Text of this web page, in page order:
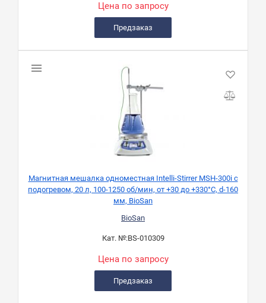
Цена по запросу
Предзаказ
Магнитная мешалка одноместная Intelli-Stirrer MSH-300i с
подогревом, 20 л, 100-1250 об/мин, от +30 до +330°C, d-160
мм, BioSan
BioSan
Кат. №:BS-010309
Цена по запросу
Предзаказ